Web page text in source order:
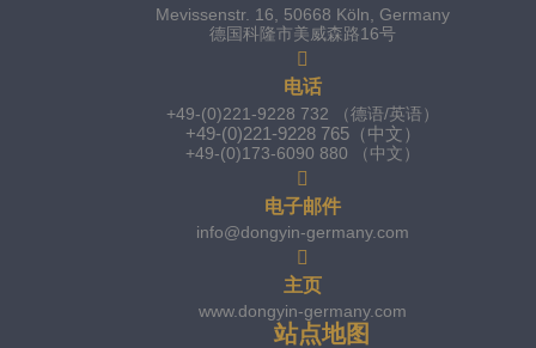
Mevissenstr. 16, 50668 Köln, Germany
德国科隆市美威森路16号
电话
+49-(0)221-9228 732 （德语/英语）
+49-(0)221-9228 765（中文）
+49-(0)173-6090 880 （中文）
电子邮件
info@dongyin-germany.com
主页
www.dongyin-germany.com
站点地图